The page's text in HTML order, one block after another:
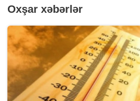
Oxşar xəbərlər